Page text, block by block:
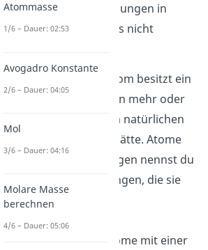
Teilladungen und Ladungen in
Atomen sind übrigens nicht
: Ein Atom besitzt ein
gesamtes Elektron mehr oder
weniger, als es im natürlichen
Zustand gehabt hätte. Atome
Ladungen nennst du
Die Bindungen, die sie
eingehen, heißen
Ionenbindungen
: Atome mit einer
Atommasse
1/6 – Dauer: 02:53
Avogadro Konstante
2/6 – Dauer: 04:05
Mol
3/6 – Dauer: 04:16
Molare Masse
berechnen
4/6 – Dauer: 05:06